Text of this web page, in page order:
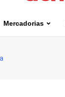
Mercadorias